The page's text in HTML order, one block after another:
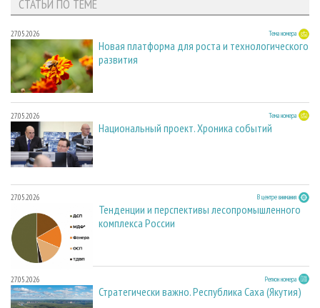
СТАТЬИ ПО ТЕМЕ
27.05.2026 Тема номера
Новая платформа для роста и технологического
развития
27.05.2026 Тема номера
Национальный проект. Хроника событий
27.05.2026 В центре внимания
Тенденции и перспективы лесопромышленного
комплекса России
27.05.2026 Регион номера
Стратегически важно. Республика Саха (Якутия)